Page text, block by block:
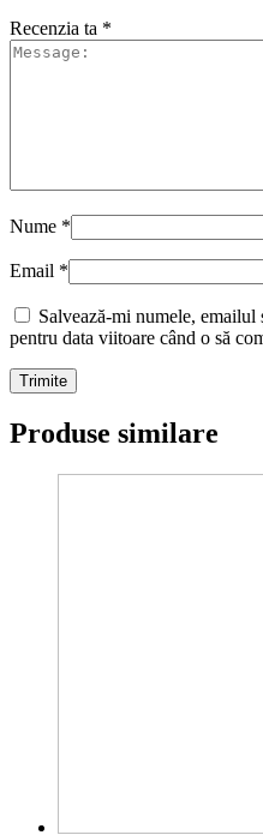
Recenzia ta *
Nume *
Email *
Salvează-mi numele,
pentru data viitoare când o să
Produse similare